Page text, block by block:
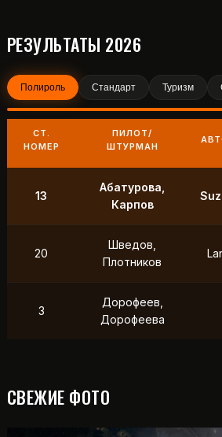
РЕЗУЛЬТАТЫ 2026
Полироль Стандарт Туризм
СТ.
НОМЕР
ПИЛОТ/
ШТУРМАН
9 Маслов, Ходько
Петухов
Фердман